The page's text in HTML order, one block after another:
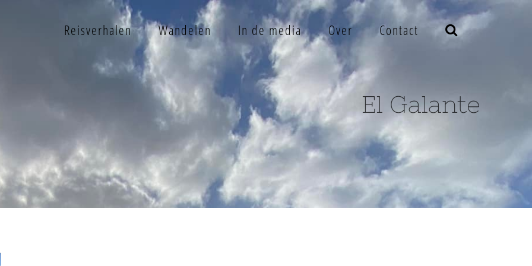
Reisverhalen Wandelen In de media Over Contact
El Galante